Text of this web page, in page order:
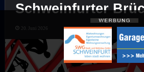
Schweinfurter
20. Juni 2026